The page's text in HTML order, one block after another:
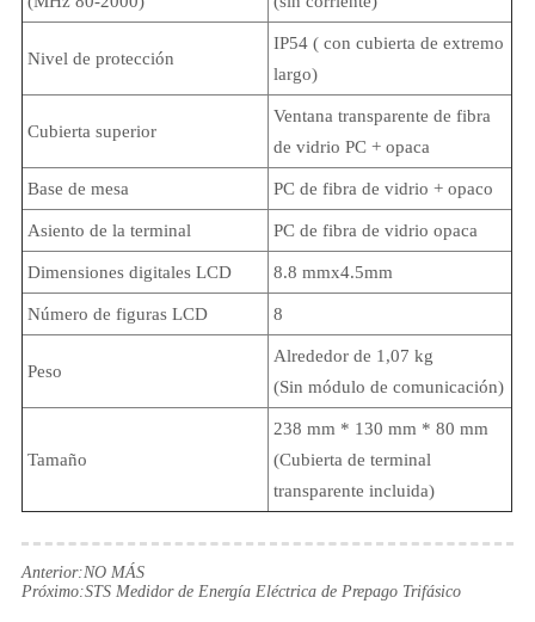
Nivel de protección
IP54 ( con cubierta de extremo
largo)
Cubierta superior
Ventana transparente de fibra
de vidrio PC + opaca
Base de mesa PC de fibra de vidrio + opaco
Asiento de la terminal PC de fibra de vidrio opaca
Dimensiones digitales LCD 8.8 mmx4.5mm
Número de figuras LCD 8
Peso
Alrededor de 1,07 kg
(Sin módulo de comunicación)
Tamaño
238 mm * 130 mm * 80 mm
(Cubierta de terminal
transparente incluida)
Anterior:NO MÁS
Próximo:STS Medidor de Energía Eléctrica de Prepago Trifásico